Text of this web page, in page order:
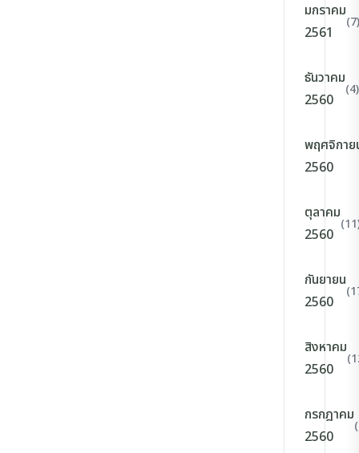
มกราคม
2561
(7)
ธันวาคม
2560
(4)
พฤศจิกาย
2560
ตุลาคม
2560
กันยายน
2560
สิงหาคม
2560
กรกฎาคม
2560